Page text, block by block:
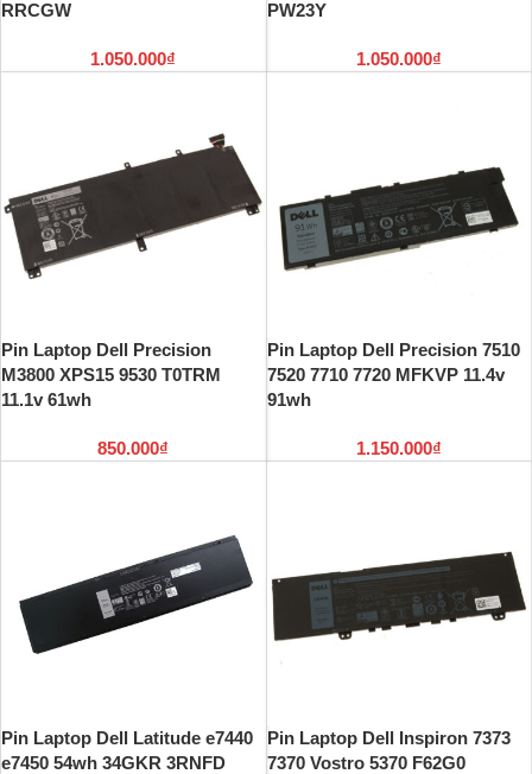
RRCGW
1.050.000₫
PW23Y
1.050.000₫
Pin Laptop Dell Precision
M3800 XPS15 9530 T0TRM
11.1v 61wh
850.000₫
Pin Laptop Dell Precision 7510
7520 7710 7720 MFKVP 11.4v
91wh
1.150.000₫
Pin Laptop Dell Latitude e7440
e7450 54wh 34GKR 3RNFD
Pin Laptop Dell Inspiron 7373
7370 Vostro 5370 F62G0